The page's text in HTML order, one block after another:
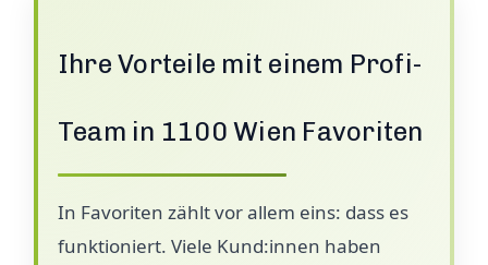
Ihre Vorteile mit einem Profi-
Team in 1100 Wien Favoriten
In Favoriten zählt vor allem eins: dass es
funktioniert. Viele Kund:innen haben